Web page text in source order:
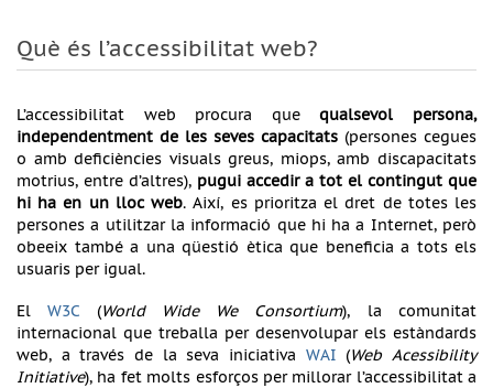
Què és l’accessibilitat web?
L’accessibilitat web procura quequalsevol persona,
independentment de les seves capacitats (persones cegues
o amb deficiències visuals greus, miops, amb discapacitats
motrius, entre d’altres), pugui accedir a tot el contingut que
hi ha en un lloc web. Així, es prioritza el dret de totes les
persones a utilitzar la informació que hi ha a Internet, però
obeeix també a una qüestió ètica que beneficia a tots els
usuaris per igual.
ElW3C (World Wide We Consortium), la comunitat
internacional que treballa per desenvolupar els estàndards
web, a través de la seva iniciativa WAI (Web Acessibility
Initiative), ha fet molts esforços per millorar l’accessibilitat a